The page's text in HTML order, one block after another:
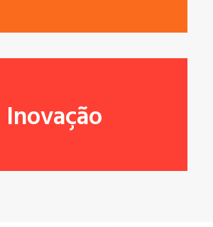
Inovação